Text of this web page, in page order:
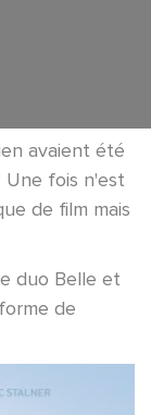
avaient été
Une fois n'est
de film mais
duo Belle et
de